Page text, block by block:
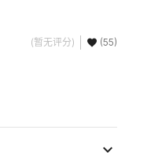
(暂无评分) (55)